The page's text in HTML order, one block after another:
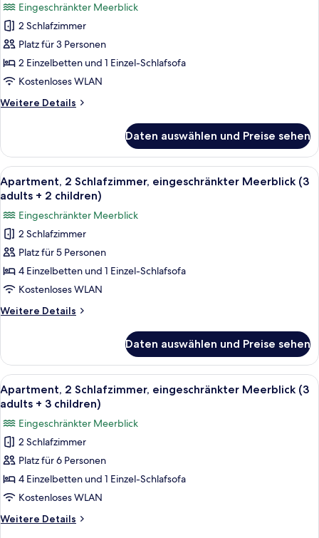
+
4
children)
Apartment,
2 Schlafzimmer,
eingeschränkter
Meerblick
(3
adults)
anzeigen
Eingeschränkter Meerblick
2 Schlafzimmer
Platz für 3 Personen
2 Einzelbetten und 1 Einzel-Schlafsofa
Kostenloses WLAN
Weitere Details
Weitere
2 Schlafzimmer,
eingeschränkter
Meerblick
(3
Daten auswählen und Preise sehen
Alle
Fotos
Apartment,
2 Schlafzimmer,
eingeschränkter
Meerblick
(3
adults
+
children)
anzeigen
Ein Doppelbett mit grauem Kopfteil,
5
Apartment, 2 Schlafzimmer, eingeschränkter Meerblick (3
adults + 2 children)
Eingeschränkter Meerblick
2 Schlafzimmer
Platz für 5 Personen
4 Einzelbetten und 1 Einzel-Schlafsofa
Kostenloses WLAN
Weitere Details
Weitere
2 Schlafzimmer,
eingeschränkter
Meerblick
(3
+
2
children)
Daten auswählen und Preise sehen
Alle
Fotos
Apartment,
2 Schlafzimmer,
eingeschränkter
Meerblick
(3
adults
+
Ein Doppelbett mit grauem Kopfteil,
5
Apartment, 2 Schlafzimmer, eingeschränkter Meerblick (3
adults + 3 children)
Eingeschränkter Meerblick
2 Schlafzimmer
Platz für 6 Personen
4 Einzelbetten und 1 Einzel-Schlafsofa
Kostenloses WLAN
Weitere Details
Weitere